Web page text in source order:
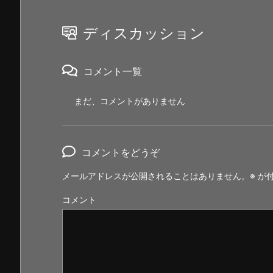
ディスカッション
コメント一覧
まだ、コメントがありません
コメントをどうぞ
メールアドレスが公開されることはありません。 ※ が
コメント